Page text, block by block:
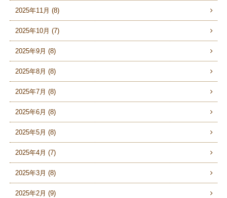
2025年11月 (8)
2025年10月 (7)
2025年9月 (8)
2025年8月 (8)
2025年7月 (8)
2025年6月 (8)
2025年5月 (8)
2025年4月 (7)
2025年3月 (8)
2025年2月 (9)